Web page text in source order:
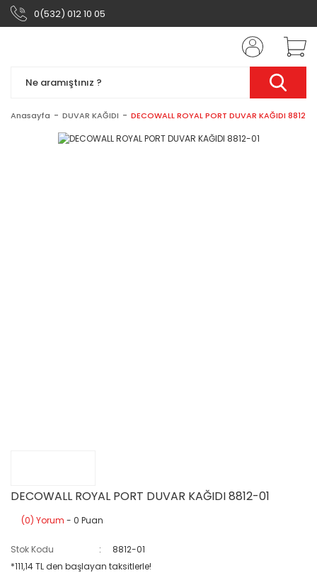
0(532) 012 10 05
Anasayfa DUVAR KAĞIDI DECOWALL ROYAL PORT DUVAR KAĞIDI 8812-
DECOWALL ROYAL PORT DUVAR KAĞIDI 8812-01
(0) Yorum - 0 Puan
Stok Kodu
8812-01
*111,14 TL den başlayan taksitlerle!